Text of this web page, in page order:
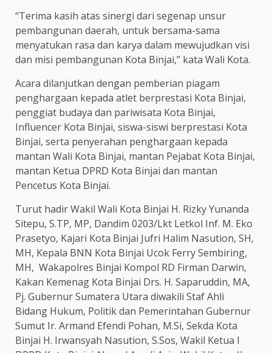
“Terima kasih atas sinergi dari segenap unsur
pembangunan daerah, untuk bersama-sama
menyatukan rasa dan karya dalam mewujudkan visi
dan misi pembangunan Kota Binjai,” kata Wali Kota.
Acara dilanjutkan dengan pemberian piagam
penghargaan kepada atlet berprestasi Kota Binjai,
penggiat budaya dan pariwisata Kota Binjai,
Influencer Kota Binjai, siswa-siswi berprestasi Kota
Binjai, serta penyerahan penghargaan kepada
mantan Wali Kota Binjai, mantan Pejabat Kota Binjai,
mantan Ketua DPRD Kota Binjai dan mantan
Pencetus Kota Binjai.
Turut hadir Wakil Wali Kota Binjai H. Rizky Yunanda
Sitepu, S.TP, MP, Dandim 0203/Lkt Letkol Inf. M. Eko
Prasetyo, Kajari Kota Binjai Jufri Halim Nasution, SH,
MH, Kepala BNN Kota Binjai Ucok Ferry Sembiring,
MH, Wakapolres Binjai Kompol RD Firman Darwin,
Kakan Kemenag Kota Binjai Drs. H. Saparuddin, MA,
Pj. Gubernur Sumatera Utara diwakili Staf Ahli
Bidang Hukum, Politik dan Pemerintahan Gubernur
Sumut Ir. Armand Efendi Pohan, M.Si, Sekda Kota
Binjai H. Irwansyah Nasution, S.Sos, Wakil Ketua I